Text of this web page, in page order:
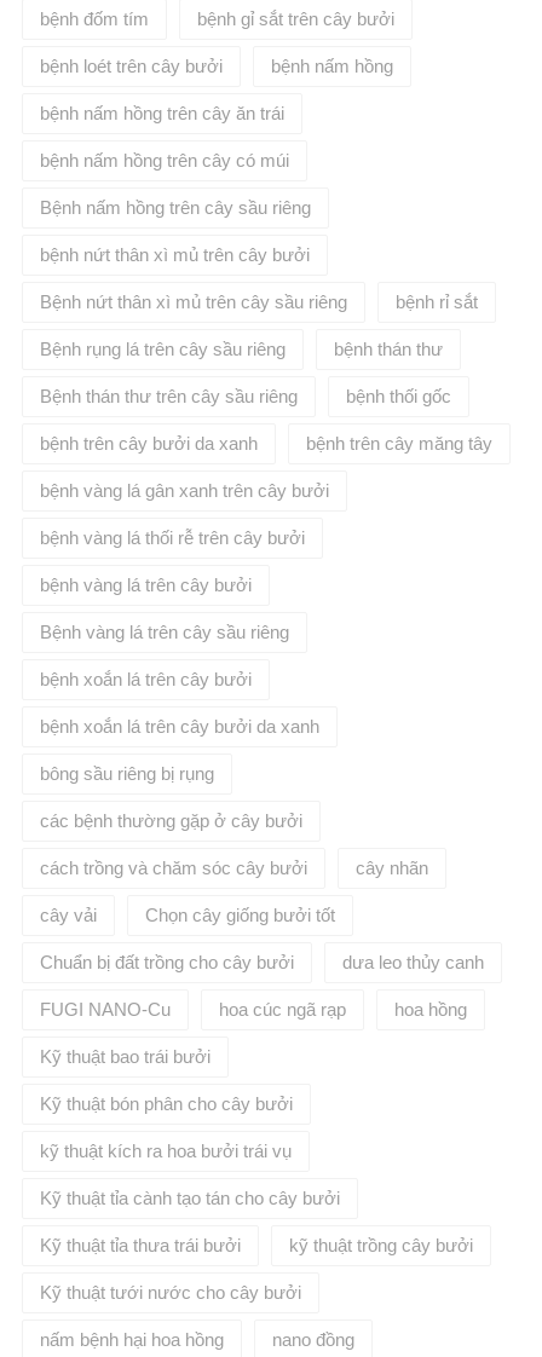
bệnh đốm tím bệnh gỉ sắt trên cây bưởi
bệnh loét trên cây bưởi bệnh nấm hồng
bệnh nấm hồng trên cây ăn trái
bệnh nấm hồng trên cây có múi
Bệnh nấm hồng trên cây sầu riêng
bệnh nứt thân xì mủ trên cây bưởi
Bệnh nứt thân xì mủ trên cây sầu riêng bệnh rỉ sắt
Bệnh rụng lá trên cây sầu riêng bệnh thán thư
Bệnh thán thư trên cây sầu riêng bệnh thối gốc
bệnh trên cây bưởi da xanh bệnh trên cây măng tây
bệnh vàng lá gân xanh trên cây bưởi
bệnh vàng lá thối rễ trên cây bưởi
bệnh vàng lá trên cây bưởi
Bệnh vàng lá trên cây sầu riêng
bệnh xoắn lá trên cây bưởi
bệnh xoắn lá trên cây bưởi da xanh
bông sầu riêng bị rụng
các bệnh thường gặp ở cây bưởi
cách trồng và chăm sóc cây bưởi cây nhãn
cây vải Chọn cây giống bưởi tốt
Chuẩn bị đất trồng cho cây bưởi dưa leo thủy canh
FUGI NANO-Cu hoa cúc ngã rạp hoa hồng
Kỹ thuật bao trái bưởi
Kỹ thuật bón phân cho cây bưởi
kỹ thuật kích ra hoa bưởi trái vụ
Kỹ thuật tỉa cành tạo tán cho cây bưởi
Kỹ thuật tỉa thưa trái bưởi kỹ thuật trồng cây bưởi
Kỹ thuật tưới nước cho cây bưởi
nấm bệnh hại hoa hồng nano đồng